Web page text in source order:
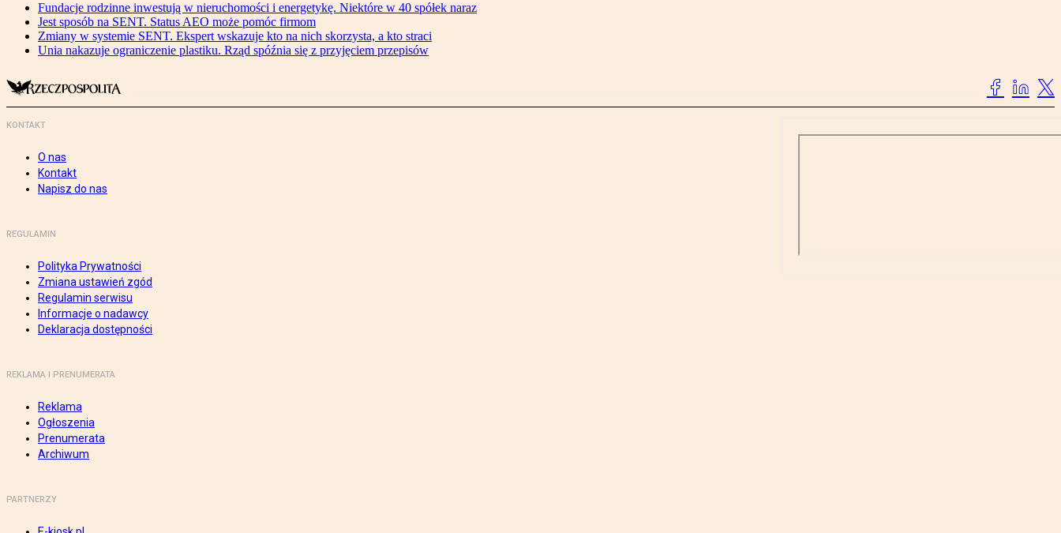
Fundacje rodzinne inwestują w nieruchomości i energetykę. Niektóre w 40 spółek naraz
Jest sposób na SENT. Status AEO może pomóc firmom
Zmiany w systemie SENT. Ekspert wskazuje kto na nich skorzysta, a kto straci
Unia nakazuje ograniczenie plastiku. Rząd spóźnia się z przyjęciem przepisów
KONTAKT
O nas
Kontakt
Napisz do nas
REGULAMIN
Polityka Prywatności
Zmiana ustawień zgód
Regulamin serwisu
Informacje o nadawcy
Deklaracja dostępności
REKLAMA I PRENUMERATA
Reklama
Ogłoszenia
Prenumerata
Archiwum
PARTNERZY